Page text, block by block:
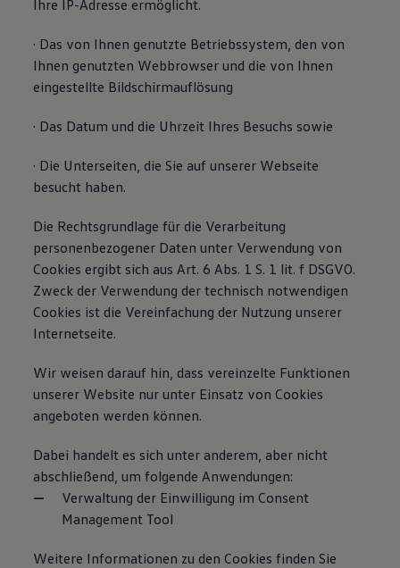
Ihre IP-Adresse ermöglicht.
· Das von Ihnen genutzte Betriebssystem, den von
Ihnen genutzten Webbrowser und die von Ihnen
eingestellte Bildschirmauflösung
· Das Datum und die Uhrzeit Ihres Besuchs sowie
· Die Unterseiten, die Sie auf unserer Webseite
besucht haben.
Die Rechtsgrundlage für die Verarbeitung
personenbezogener Daten unter Verwendung von
Cookies ergibt sich aus Art. 6 Abs. 1 S. 1 lit. f DSGVO.
Zweck der Verwendung der technisch notwendigen
Cookies ist die Vereinfachung der Nutzung unserer
Internetseite.
Wir weisen darauf hin, dass vereinzelte Funktionen
unserer Website nur unter Einsatz von Cookies
angeboten werden können.
Dabei handelt es sich unter anderem, aber nicht
abschließend, um folgende Anwendungen:
Verwaltung der Einwilligung im Consent
Management Tool
Weitere Informationen zu den Cookies finden Sie